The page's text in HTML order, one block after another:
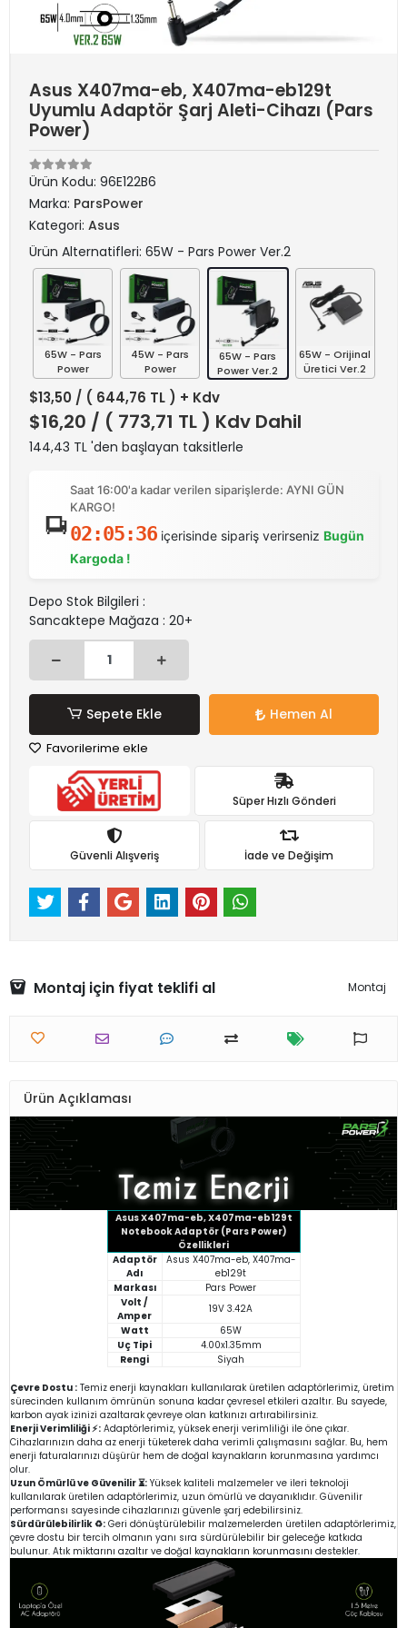
Asus X407ma-eb, X407ma-eb129t
Uyumlu Adaptör Şarj Aleti-Cihazı (Pars
Power)
Ürün Kodu: 96E122B6
Marka: ParsPower
Kategori: Asus
Ürün Alternatifleri: 65W - Pars Power Ver.2
65W - Pars
Power
45W - Pars
Power
65W - Pars
Power Ver.2
65W - Orijinal
Üretici Ver.2
$13,50 / ( 644,76 TL ) + Kdv
$16,20 / ( 773,71 TL ) Kdv Dahil
144,43 TL 'den başlayan taksitlerle
Saat 16:00'a kadar verilen siparişlerde: AYNI GÜN
KARGO!
02:05:36içerisinde sipariş verirseniz Bugün
Kargoda !
Depo Stok Bilgileri :
Sancaktepe Mağaza : 20+
Sepete Ekle Hemen Al
Favorilerime ekle
Süper Hızlı Gönderi
Güvenli Alışveriş İade ve Değişim
Montaj için fiyat teklifi al Montaj
Ürün Açıklaması
Asus X407ma-eb, X407ma-eb129t
Notebook Adaptör (Pars Power)
Özellikleri
Adaptör
Adı
Asus X407ma-eb, X407ma-
eb129t
Markası
Pars Power
Volt /
Amper
19V 3.42A
Watt
65W
Uç Tipi
4.00x1.35mm
Rengi
Siyah
Çevre Dostu : Temiz enerji kaynakları kullanılarak üretilen adaptörlerimiz, üretim
sürecinden kullanım ömrünün sonuna kadar çevresel etkileri azaltır. Bu sayede,
karbon ayak izinizi azaltarak çevreye olan katkınızı artırabilirsiniz.
Enerji Verimliliği ⚡: Adaptörlerimiz, yüksek enerji verimliliği ile öne çıkar.
Cihazlarınızın daha az enerji tüketerek daha verimli çalışmasını sağlar. Bu, hem
enerji faturalarınızı düşürür hem de doğal kaynakların korunmasına yardımcı
olur.
Uzun Ömürlü ve Güvenilir ⏳: Yüksek kaliteli malzemeler ve ileri teknoloji
kullanılarak üretilen adaptörlerimiz, uzun ömürlü ve dayanıklıdır. Güvenilir
performansı sayesinde cihazlarınızı güvenle şarj edebilirsiniz.
Sürdürülebilirlik ♻️: Geri dönüştürülebilir malzemelerden üretilen adaptörlerimiz,
çevre dostu bir tercih olmanın yanı sıra sürdürülebilir bir geleceğe katkıda
bulunur. Atık miktarını azaltır ve doğal kaynakların korunmasını destekler.